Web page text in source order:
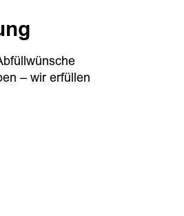
– wir erfüllen